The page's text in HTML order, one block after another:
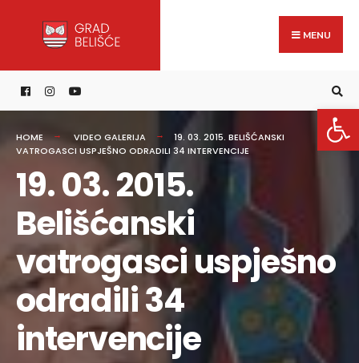
content
MENU
HOME VIDEO GALERIJA
19. 03. 2015. BELIŠĆANSKI
VATROGASCI USPJEŠNO ODRADILI 34 INTERVENCIJE
19. 03. 2015.
Belišćanski
vatrogasci uspješno
odradili 34
intervencije
for: